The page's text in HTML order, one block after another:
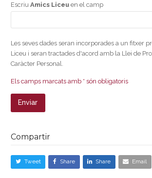
EscriuAmics Liceu en el camp
Les seves dades seran incorporades a un fitxer
Liceu i seran tractades d'acord amb la Llei de
Caràcter Personal.
Els camps marcats amb * són obligatoris
Compartir
Tweet Share Share Email